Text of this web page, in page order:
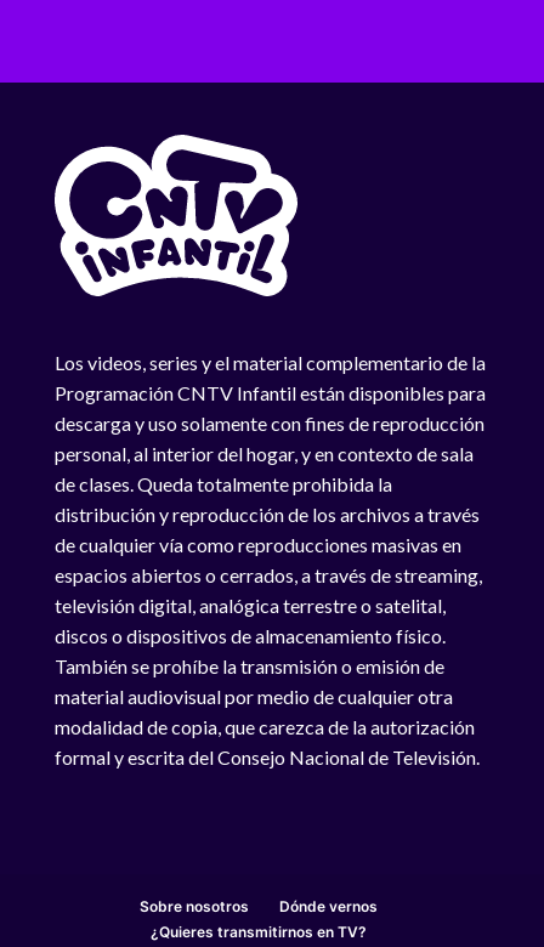
Los videos, series y el material complementario de la
Programación CNTV Infantil están disponibles para
descarga y uso solamente con fines de reproducción
personal, al interior del hogar, y en contexto de sala
de clases. Queda totalmente prohibida la
distribución y reproducción de los archivos a través
de cualquier vía como reproducciones masivas en
espacios abiertos o cerrados, a través de streaming,
televisión digital, analógica terrestre o satelital,
discos o dispositivos de almacenamiento físico.
También se prohíbe la transmisión o emisión de
material audiovisual por medio de cualquier otra
modalidad de copia, que carezca de la autorización
formal y escrita del Consejo Nacional de Televisión.
Sobre nosotros
Dónde vernos
¿Quieres transmitirnos en TV?